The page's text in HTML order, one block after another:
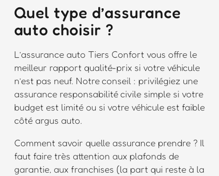
Quel type d’assurance
auto choisir ?
L’assurance auto Tiers Confort vous offre le
meilleur rapport qualité-prix si votre véhicule
n’est pas neuf. Notre conseil : privilégiez une
assurance responsabilité civile simple si votre
budget est limité ou si votre véhicule est faible
côté argus auto.
Comment savoir quelle assurance prendre ? Il
faut faire très attention aux plafonds de
garantie, aux franchises (la part qui reste à la